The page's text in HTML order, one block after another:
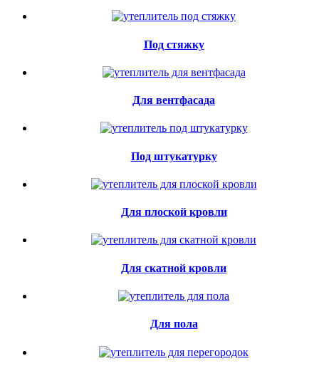
Под стяжку
Для вентфасада
Под штукатурку
Для плоской кровли
Для скатной кровли
Для пола